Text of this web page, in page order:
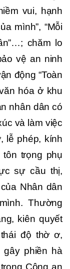
vui, hạnh
mình”, “Mỗi
chăm lo
vệ an ninh
động “Toàn
hóa ở khu
nhân dân có
và làm việc
lễ phép, kính
trọng phụ
sự cầu thị,
Nhân dân
Thường
kiên quyết
độ thờ ơ,
gây phiền hà
Công an